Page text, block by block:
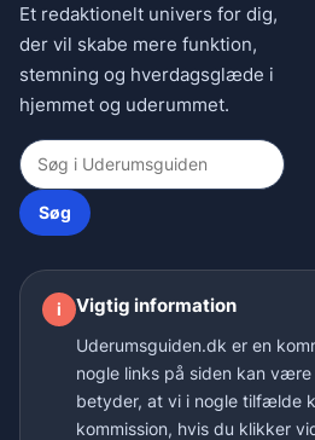
Et redaktionelt univers for dig,
der vil skabe mere funktion,
stemning og hverdagsglæde i
hjemmet og uderummet.
Søg
i Vigtig information
Uderumsguiden.dk er en
nogle links på siden kan
betyder, at vi i nogle tilfælde
kommission, hvis du klikker